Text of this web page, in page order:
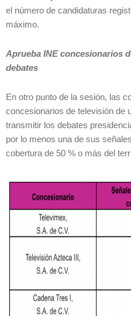
el número de candidaturas
máximo.
Aprueba INE concesionarios
debates
En otro punto de la sesión, las
concesionarios de televisión de
transmitir los debates
por lo menos una de sus
cobertura de 50 % o más del